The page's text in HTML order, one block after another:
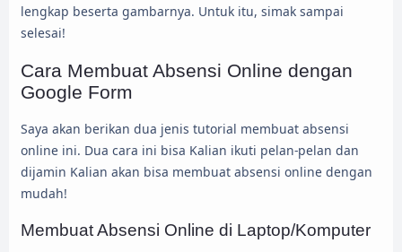
lengkap beserta gambarnya. Untuk itu, simak sampai
selesai!
Cara Membuat Absensi Online dengan
Google Form
Saya akan berikan dua jenis tutorial membuat absensi
online ini. Dua cara ini bisa Kalian ikuti pelan-pelan dan
dijamin Kalian akan bisa membuat absensi online dengan
mudah!
Membuat Absensi Online di Laptop/Komputer